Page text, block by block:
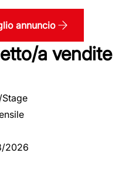
annuncio
a vendite
2026